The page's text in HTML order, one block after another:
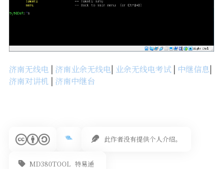
济南无线电 | 济南业余无线电| 业余无线电考试| 中继信息|
济南对讲机 | 济南中继台
此作者没有提供个人介绍。
MD380TOOL 特易通